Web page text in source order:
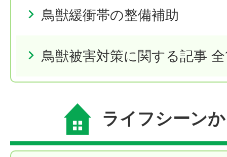
鳥獣緩衝帯の整備補助
鳥獣被害対策に関する記事
ライフシーン